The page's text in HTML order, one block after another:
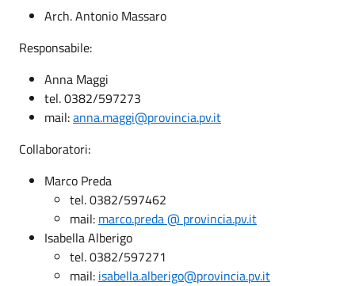
Arch. Antonio Massaro
Responsabile:
Anna Maggi
tel. 0382/597273
mail:anna.maggi@provincia.pv.it
Collaboratori:
Marco Preda
tel. 0382/597462
mail: marco.preda @ provincia.pv.it
Isabella Alberigo
tel. 0382/597271
mail: isabella.alberigo@provincia.pv.it